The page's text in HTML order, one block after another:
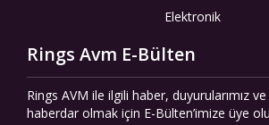
Elektronik
Rings Avm E-Bülten
Rings AVM ile ilgili haber, duyurularımız
haberdar olmak için E-Bülten’imize üye